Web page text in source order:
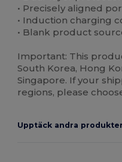
• Precisely aligned
• Induction charging
• Blank product
Important: This
South Korea, Hong
Singapore. If your
regions, please
Upptäck andra produkter